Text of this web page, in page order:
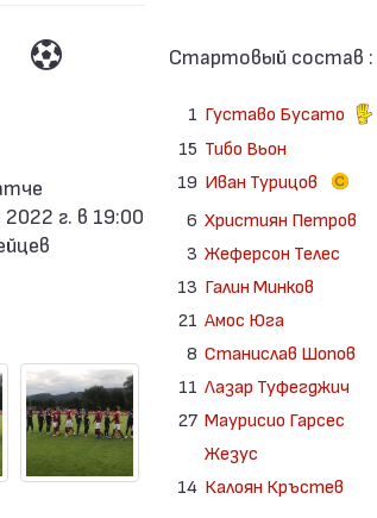
г. в 19:00
Стартовый состав :
1 Густаво Бусато
15 Тибо Вьон
19 Иван Турицов
6 Християн Петров
3 Жеферсон Телес
13 Галин Минков
21 Амос Юга
8 Станислав Шопов
11 Лазар Туфегджич
27 Маурисио Гарсес
Жезус
14 Калоян Кръстев